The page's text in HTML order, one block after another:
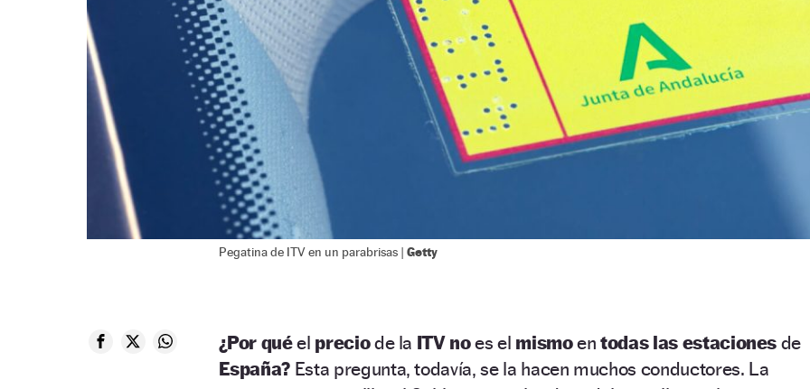
Pegatina de ITV en un parabrisas | Getty
¿Por quéel preciode la ITV noes el mismoen todas las estaciones de
España? Esta pregunta, todavía, se la hacen muchos conductores. La